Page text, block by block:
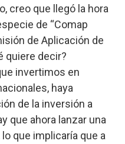
creo que llegó la hora
de “Comap
de Aplicación de
quiere decir?
invertimos en
haya
de la inversión a
que ahora lanzar una
que implicaría que a